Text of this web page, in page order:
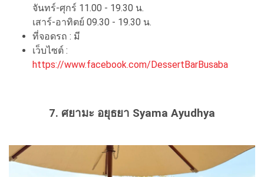
จันทร์-ศุกร์ 11.00 - 19.30 น.
เสาร์-อาทิตย์ 09.30 - 19.30 น.
ที่จอดรถ : มี
เว็บไซต์ :
https://www.facebook.com/DessertBarBusaba
7. ศยามะ อยุธยา Syama Ayudhya